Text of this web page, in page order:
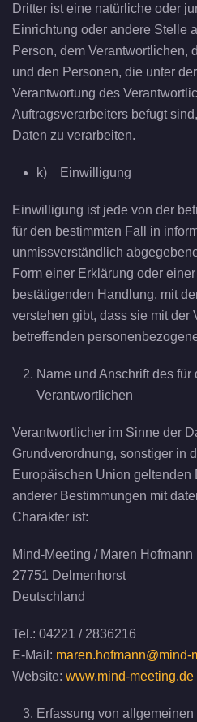
Dritter ist eine natürliche oder
Einrichtung oder andere Stelle
Person, dem Verantwortlichen,
und den Personen, die unter
Verantwortung des
Auftragsverarbeiters befugt
Daten zu verarbeiten.
k) Einwilligung
Einwilligung ist jede von der
für den bestimmten Fall in
unmissverständlich
Form einer Erklärung oder
bestätigenden Handlung, mit
verstehen gibt, dass sie mit der
betreffenden
Name und Anschrift des für
Verantwortlichen
Verantwortlicher im Sinne der
Grundverordnung, sonstiger in
Europäischen Union geltenden
anderer Bestimmungen mit
Charakter ist:
Mind-Meeting / Maren Hofmann
27751 Delmenhorst
Deutschland
Tel.: 04221 / 2836216
E-Mail: maren.hofmann@mind-
Website: www.mind-meeting.de
Erfassung von